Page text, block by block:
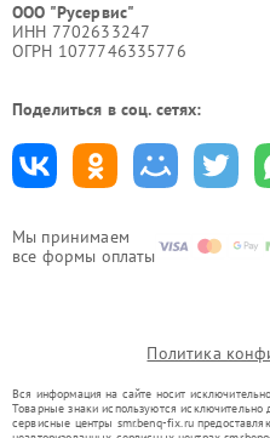
Мы принимаем
все формы оплаты
ООО "Русервис"
ИНН 7702633247
ОГРН 1077746335776
Поделиться в соц. сетях:
Политика
Вся информация на сайте носит
Товарные знаки используются
сервисные центры smr.benq-fix.ru